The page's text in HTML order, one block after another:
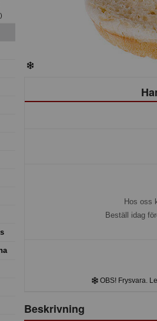
Hos oss
Beställ idag
OBS! Frysvara.
Beskrivning